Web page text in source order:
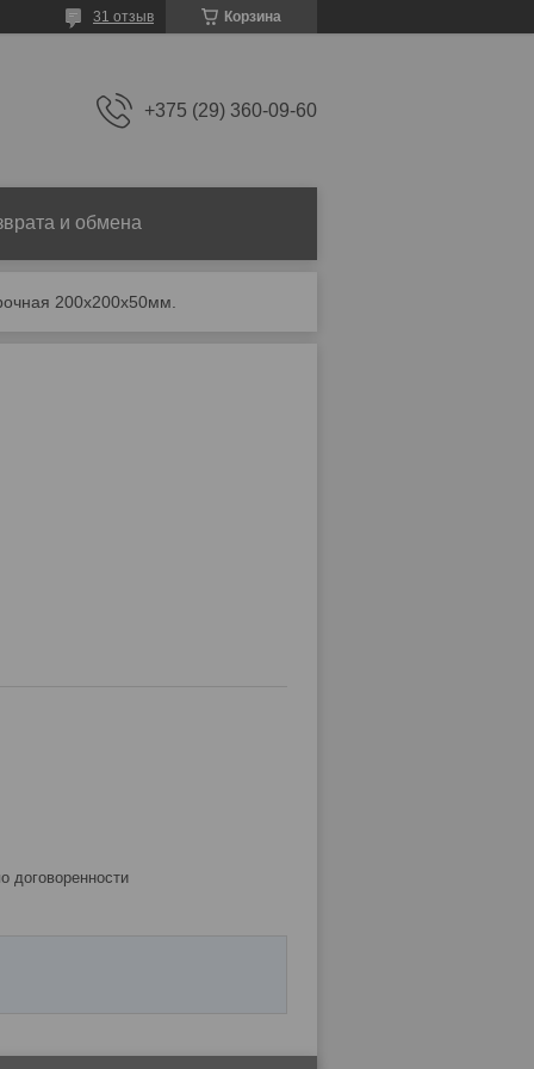
Корзина
31 отзыв
+375 (29) 360-09-60
и обмена
200х200х50мм.
договоренности